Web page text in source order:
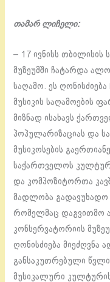
თამარ ლიჩელი:
– 17 ივნისს თბილისის
მუზეუმში ჩატარდა
საღამო. ეს
მუსიკის საღამოების
მიზნად ისახავს
პოპულარიზაციას და
მუსიკოსების
საქართველოს
და კომპოზიტორთა
მადლობა გადავუხადო
რომელმაც დაგვითმო
კონსერვატორიის
ღონისძიება მიეძღვნა
განსაკუთრებული
მუსიკალური